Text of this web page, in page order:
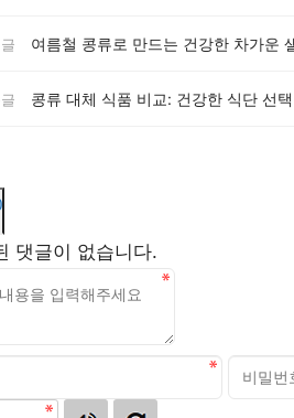
여름철 콩류로 만드는 건강한 차가운
콩류 대체 식품 비교: 건강한 식단 선
댓글이 없습니다.